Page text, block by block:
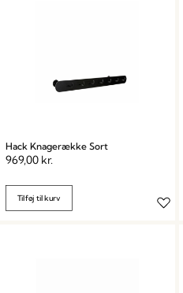
Hack Knagerække Sort
969,00 kr.
Tilføj til kurv